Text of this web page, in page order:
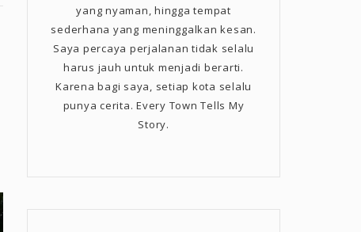
yang nyaman, hingga tempat
sederhana yang meninggalkan kesan.
Saya percaya perjalanan tidak selalu
harus jauh untuk menjadi berarti.
Karena bagi saya, setiap kota selalu
punya cerita. Every Town Tells My
Story.